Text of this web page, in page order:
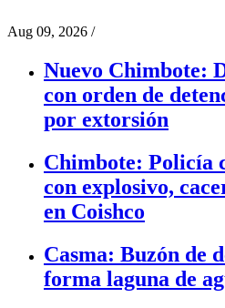
Aug 09, 2026 /
Nuevo Chimbote:
con orden de
por extorsión
Chimbote: Policía
con explosivo,
en Coishco
Casma: Buzón de
forma laguna de